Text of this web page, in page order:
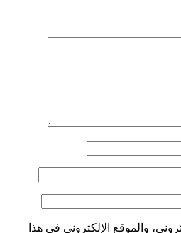
والموقع الإلكتروني في هذا